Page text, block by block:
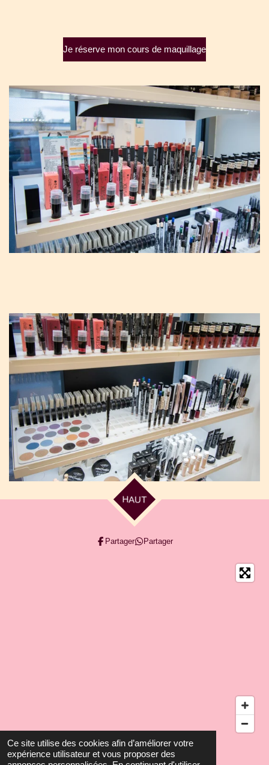
Ce site utilise des cookies afin d’améliorer votre
expérience utilisateur et vous proposer des
Je réserve mon cours de maquillage
HAUT
Partager Partager
©2026 AmEZing Beauté
Propulsé parWebador